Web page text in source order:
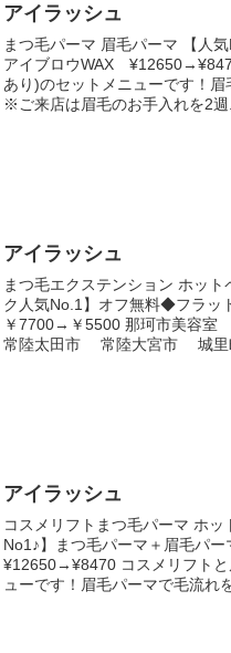
アイラッシュ
まつ毛パーマ 眉毛パーマ 【人
アイブロウWAX
あり)のセットメニューです！眉
※ご来店は眉毛のお手入れを2週
アイラッシュ
まつ毛エクステンション ホッ
ク人気No.1】オフ無料◆フラッ
￥7700→￥5500 那珂市美
常陸太田市 常陸大宮市 城
アイラッシュ
コスメリフトまつ毛パーマ ホ
No1♪】まつ毛パーマ＋眉毛パ
¥12650→¥8470 コスメリフトと
ューです！眉毛パーマで毛流れ